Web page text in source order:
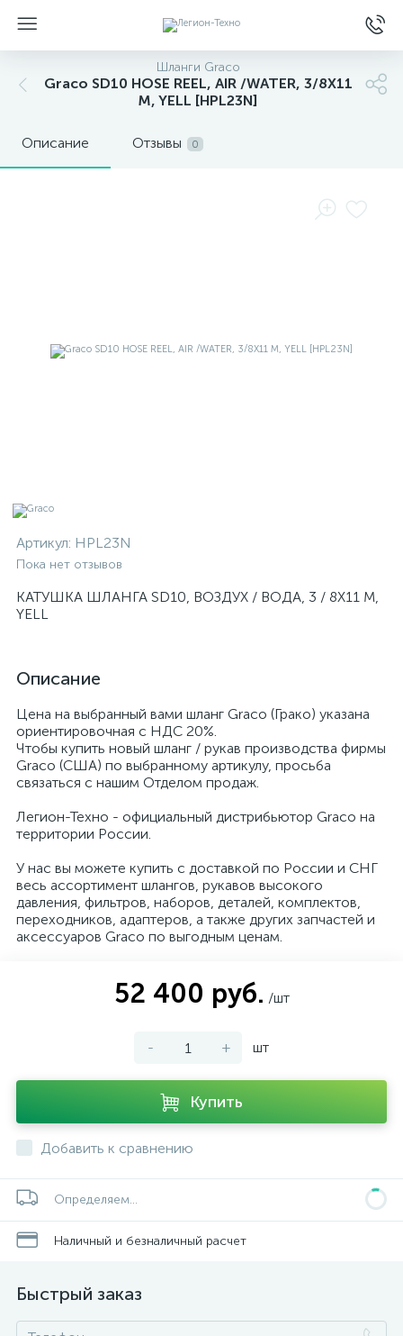
Шланги Graco
Graco SD10 HOSE REEL, AIR /WATER, 3/8X11
M, YELL [HPL23N]
Описание Отзывы 0
Артикул: HPL23N
Пока нет отзывов
КАТУШКА ШЛАНГА SD10, ВОЗДУХ / ВОДА, 3 / 8X11 M,
YELL
Описание
Цена на выбранный вами шланг Graco (Грако) указана
ориентировочная с НДС 20%.
Чтобы купить новый шланг / рукав производства фирмы
Graco (США) по выбранному артикулу, просьба
связаться с нашим Отделом продаж.
Легион-Техно - официальный дистрибьютор Graco на
территории России.
У нас вы можете купить с доставкой по России и СНГ
весь ассортимент шлангов, рукавов высокого
давления, фильтров, наборов, деталей, комплектов,
переходников, адаптеров, а также других запчастей и
аксессуаров Graco по выгодным ценам.
52 400 руб. /шт
- + шт
Купить
Добавить к сравнению
Определяем...
Наличный и безналичный расчет
Быстрый заказ